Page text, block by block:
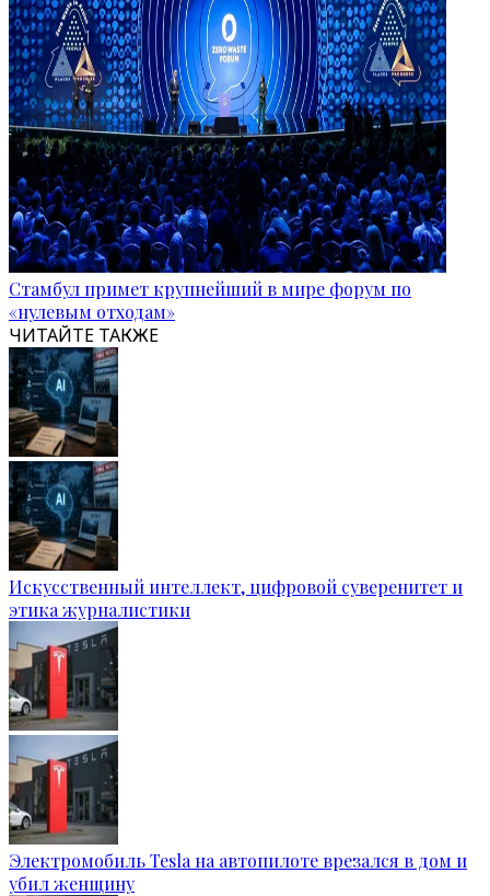
Стамбул примет крупнейший в мире форум по
«нулевым отходам»
ЧИТАЙТЕ ТАКЖЕ
Искусственный интеллект, цифровой суверенитет и
этика журналистики
Электромобиль Tesla на автопилоте врезался в дом и
убил женщину